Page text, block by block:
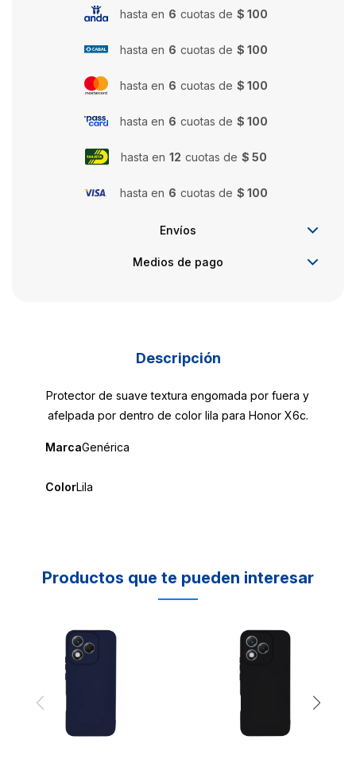
hasta en 6 cuotas de $ 100
hasta en 6 cuotas de $ 100
hasta en 6 cuotas de $ 100
hasta en 6 cuotas de $ 100
hasta en 12 cuotas de $ 50
hasta en 6 cuotas de $ 100
Envíos
Medios de pago
Descripción
Protector de suave textura engomada por fuera y
afelpada por dentro de color lila para Honor X6c.
MarcaGenérica
ColorLila
Productos que te pueden interesar